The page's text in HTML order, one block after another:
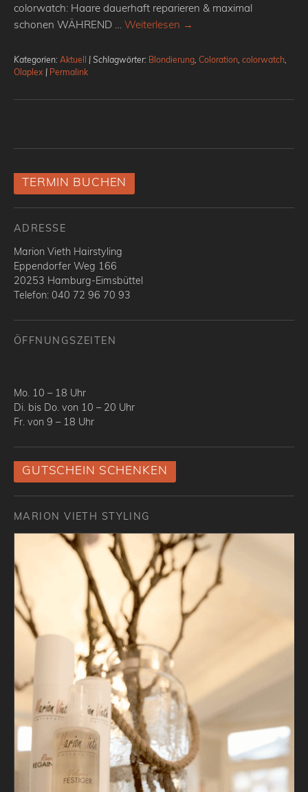
colorwatch: Haare dauerhaft reparieren & maximal
schonen WÄHREND … Weiterlesen →
Kategorien: Aktuell | Schlagwörter: Blondierung Coloration colorwatch
Olaplex | Permalink
TERMIN BUCHEN
ADRESSE
Marion Vieth Hairstyling
Eppendorfer Weg 166
20253 Hamburg-Eimsbüttel
Telefon: 040 72 96 70 93
ÖFFNUNGSZEITEN
Mo. 10 – 18 Uhr
Di. bis Do. von 10 – 20 Uhr
Fr. von 9 – 18 Uhr
GUTSCHEIN SCHENKEN
MARION VIETH STYLING